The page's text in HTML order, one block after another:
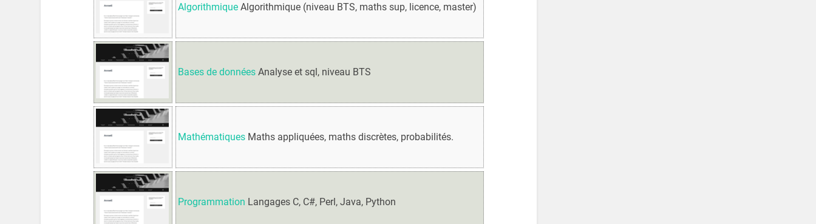
AlgorithmiqueAlgorithmique (niveau BTS, maths sup, licence, master)
Bases de donnéesAnalyse et sql, niveau BTS
MathématiquesMaths appliquées, maths discrètes, probabilités.
Programmation Langages C, C#, Perl, Java, Python